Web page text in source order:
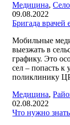
Медицина,Село
09.08.2022
Бригада врачей
Мобильные
выезжать в
графику. Это
сел – попасть к
поликлинику
Медицина,
02.08.2022
Что нужно